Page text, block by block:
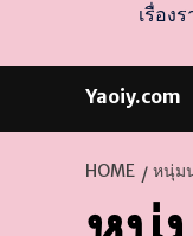
เรื่อง
Yaoiy.com
HOME หนุ่ม